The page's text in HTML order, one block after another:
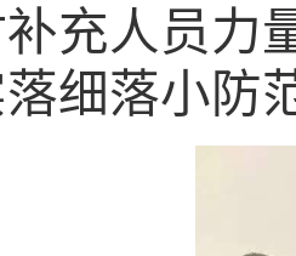
充人员力
细落小防